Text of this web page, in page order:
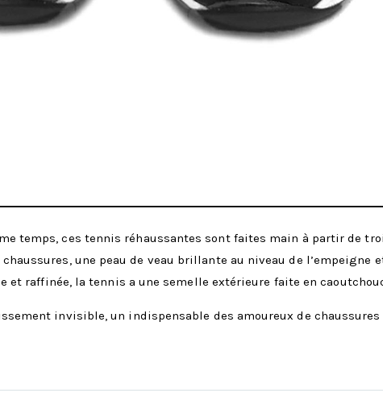
temps, ces tennis réhaussantes sont faites main à partir de
une peau de veau brillante au niveau de
et raffinée, la tennis a une semelle extérieure faite en
invisible, un indispensable des amoureux de chaussures